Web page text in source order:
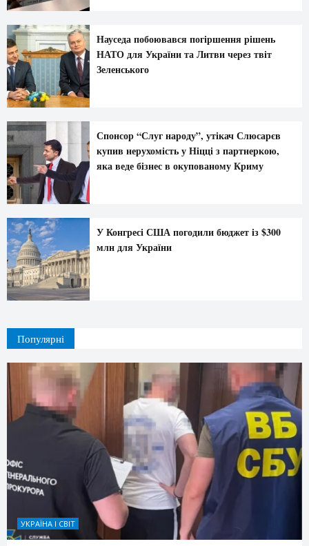
Науседа побоювався погіршення рішень
НАТО для України та Литви через твіт
Зеленського
Спонсор “Слуг народу”, утікач Слюсарєв
купив нерухомість у Ніцці з партнеркою,
яка веде бізнес в окупованому Криму
У Конгресі США погодили бюджет із $300
млн для України
Популярні
УКРАЇНА І СВІТ